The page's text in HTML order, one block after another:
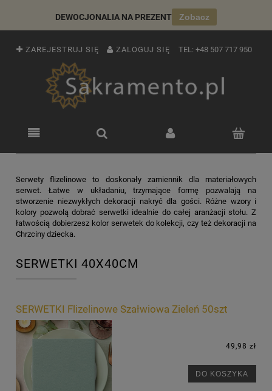
DEWOCJONALIA NA PREZENT Zobacz
ZAREJESTRUJ SIĘ ZALOGUJ SIĘ TEL: +48 507 717 950
Serwety flizelinowe to doskonały zamiennik dla materiałowych
serwet. Łatwe w układaniu, trzymające formę pozwalają na
stworzenie niezwykłych dekoracji nakryć dla gości. Różne wzory i
kolory pozwolą dobrać serwetki idealnie do całej aranżacji stołu. Z
łatwością dobierzesz kolor serwetek do kolekcji, czy też dekoracji na
Chrzciny dziecka.
SERWETKI 40X40CM
SERWETKI Flizelinowe Szałwiowa Zieleń 50szt
49,98 zł
DO KOSZYKA